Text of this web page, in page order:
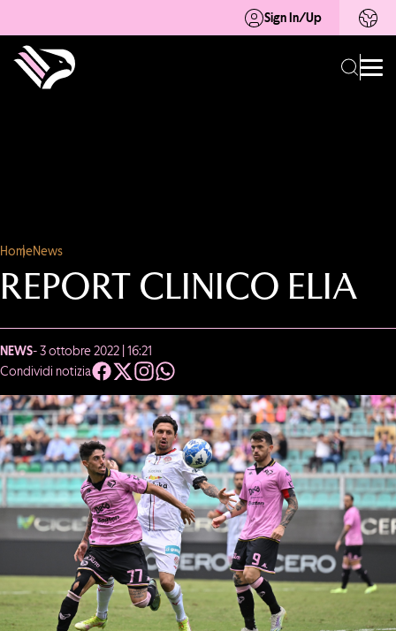
Sign In/Up
HomeNews
REPORT CLINICO ELIA
NEWS- 3 ottobre 2022 | 16:21
Condividi notizia